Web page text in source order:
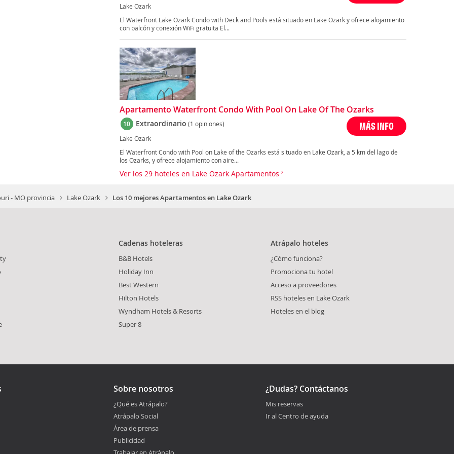
Lake Ozark
El Waterfront Lake Ozark Condo with Deck and Pools está situado en Lake Ozark y ofrece alojamiento
con balcón y conexión WiFi gratuita El...
Apartamento Waterfront Condo With Pool On Lake Of The Ozarks
10 Extraordinario (1 opiniones)
Lake Ozark
MÁS INFO
El Waterfront Condo with Pool on Lake of the Ozarks está situado en Lake Ozark, a 5 km del lago de
los Ozarks, y ofrece alojamiento con aire...
Ver los 29 hoteles en Lake Ozark Apartamentos
- MO provincia Lake Ozark Los 10 mejores Apartamentos en Lake Ozark
Cadenas hoteleras
B&B Hotels
Holiday Inn
Best Western
Hilton Hotels
Wyndham Hotels & Resorts
Super 8
Atrápalo hoteles
¿Cómo funciona?
Promociona tu hotel
Acceso a proveedores
RSS hoteles en Lake Ozark
Hoteles en el blog
Sobre nosotros
¿Qué es Atrápalo?
Atrápalo Social
Área de prensa
Publicidad
¿Dudas? Contáctanos
Mis reservas
Ir al Centro de ayuda